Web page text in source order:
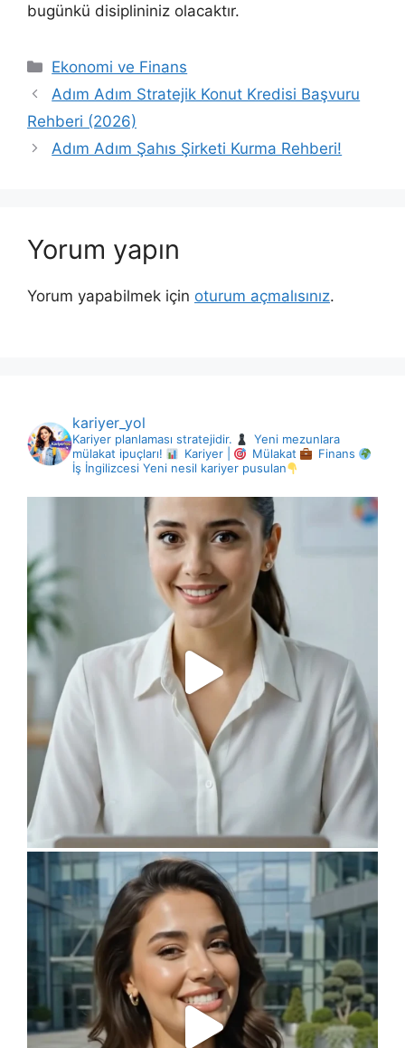
bugünkü disiplininiz olacaktır.
Kategoriler
Ekonomi ve Finans
Adım Adım Stratejik Konut Kredisi Başvuru
Rehberi (2026)
Adım Adım Şahıs Şirketi Kurma Rehberi!
Yorum yapın
Yorum yapabilmek için oturum açmalısınız.
kariyer_yol
Kariyer planlaması stratejidir.
Yeni mezunlara
mülakat ipuçları!
Kariyer | Mülakat
Finans
İş İngilizcesi Yeni nesil kariyer pusulan